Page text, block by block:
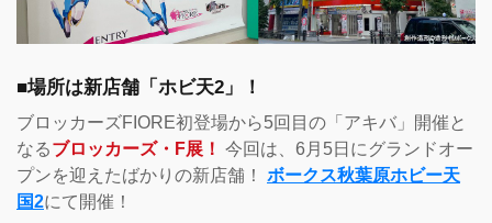
■場所は新店舗「ホビ天2」！
ブロッカーズFIORE初登場から5回目の「アキバ」開催と
なるブロッカーズ・F展！ 今回は、6月5日にグランドオー
プンを迎えたばかりの新店舗！ ボークス秋葉原ホビー天
国2にて開催！